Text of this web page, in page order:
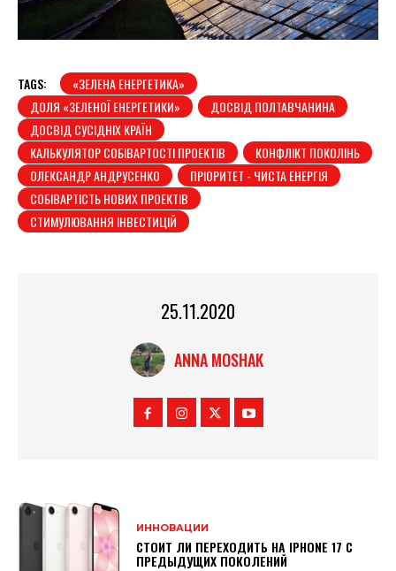
TAGS:
«ЗЕЛЕНА ЕНЕРГЕТИКА»
ДОЛЯ «ЗЕЛЕНОЇ ЕНЕРГЕТИКИ»
ДОСВІД ПОЛТАВЧАНИНА
ДОСВІД СУСІДНІХ КРАЇН
КАЛЬКУЛЯТОР СОБІВАРТОСТІ ПРОЕКТІВ
КОНФЛІКТ ПОКОЛІНЬ
ОЛЕКСАНДР АНДРУСЕНКО
ПРІОРИТЕТ - ЧИСТА ЕНЕРГІЯ
СОБІВАРТІСТЬ НОВИХ ПРОЕКТІВ
СТИМУЛЮВАННЯ ІНВЕСТИЦІЙ
25.11.2020
ANNA MOSHAK
ИННОВАЦИИ
СТОИТ ЛИ ПЕРЕХОДИТЬ НА IPHONE 17 С
ПРЕДЫДУЩИХ ПОКОЛЕНИЙ